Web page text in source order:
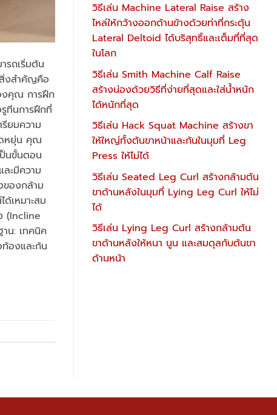
รถเริ่มต้น
สิ่งสำคัญคือ
งคุณ การฝึก
ทีนการฝึกที่
ยมความ
ดหยุ่น คุณ
นขั้นตอน
ะมีความ
ของกล้าม
เหมาะสม
(Incline
น: เทคนิค
องและก้น
วิธีเล่น Machine Lateral Raise สร้าง
ไหล่ให้กว้างออกด้านข้างด้วยท่าที่กระตุ้น
Lateral Deltoid ได้บริสุทธิ์และเต็มที่ที่สุด
ในโลก
วิธีเล่น Smith Machine Calf Raise
สร้างน่องด้วยวิธีที่ง่ายที่สุดและใส่น้ำหนัก
ได้หนักที่สุด
วิธีเล่น Hack Squat Machine สร้างขา
ให้ใหญ่ทั้งต้นขาหน้าและก้นในมุมที่ Leg
Press ให้ไม่ได้
วิธีเล่น Seated Leg Curl สร้างกล้ามต้น
ขาด้านหลังในมุมที่ Lying Leg Curl ให้ไม่
ได้
วิธีเล่น Lying Leg Curl สร้างกล้ามต้น
ขาด้านหลังให้หนา นูน และสมดุลกับต้นขา
ด้านหน้า